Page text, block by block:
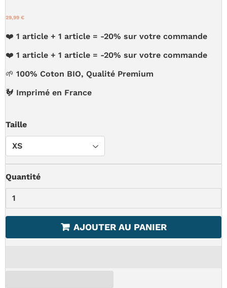
29,99 €
❤️ 1 article + 1 article = -20% sur votre commande
❤️ 1 article + 1 article = -20% sur votre commande
🌱 100% Coton BIO, Qualité Premium
🐓 Imprimé en France
Taille
Quantité
AJOUTER AU PANIER